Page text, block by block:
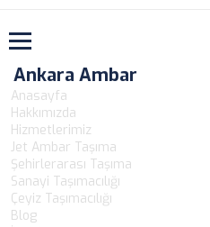
Toggle navigation
Ankara Ambar
Anasayfa
Hakkımızda
Hizmetlerimiz
Jet Ambar Taşıma
Şehirlerarası Taşıma
Sanayi Taşımacılığı
Çeyiz Taşımacılığı
Blog